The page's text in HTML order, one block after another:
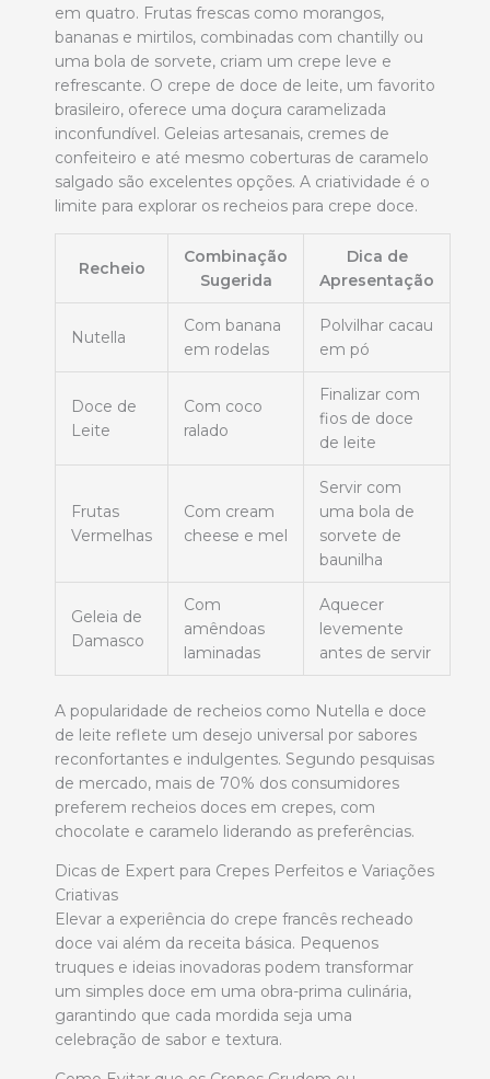
em quatro. Frutas frescas como morangos,
bananas e mirtilos, combinadas com chantilly ou
uma bola de sorvete, criam um crepe leve e
refrescante. O crepe de doce de leite, um favorito
brasileiro, oferece uma doçura caramelizada
inconfundível. Geleias artesanais, cremes de
confeiteiro e até mesmo coberturas de caramelo
salgado são excelentes opções. A criatividade é o
limite para explorar os recheios para crepe doce.
Recheio
Combinação
Sugerida
Dica de
Apresentação
Nutella
Com banana
em rodelas
Polvilhar cacau
em pó
Doce de
Leite
Com coco
ralado
Finalizar com
fios de doce
de leite
Frutas
Vermelhas
Com cream
cheese e mel
Servir com
uma bola de
sorvete de
baunilha
Geleia de
Damasco
Com
amêndoas
laminadas
Aquecer
levemente
antes de servir
A popularidade de recheios como Nutella e doce
de leite reflete um desejo universal por sabores
reconfortantes e indulgentes. Segundo pesquisas
de mercado, mais de 70% dos consumidores
preferem recheios doces em crepes, com
chocolate e caramelo liderando as preferências.
Dicas de Expert para Crepes Perfeitos e Variações
Criativas
Elevar a experiência do crepe francês recheado
doce vai além da receita básica. Pequenos
truques e ideias inovadoras podem transformar
um simples doce em uma obra-prima culinária,
garantindo que cada mordida seja uma
celebração de sabor e textura.